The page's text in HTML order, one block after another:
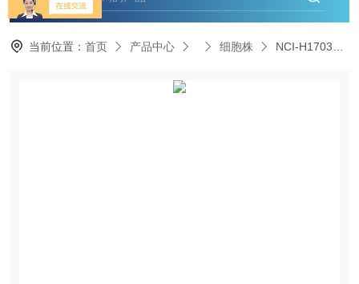
当前位置： 首页 产品中心 细胞株 NCI-H1703人肺鳞癌细胞